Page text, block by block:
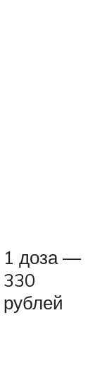
1 доза —
330
рублей